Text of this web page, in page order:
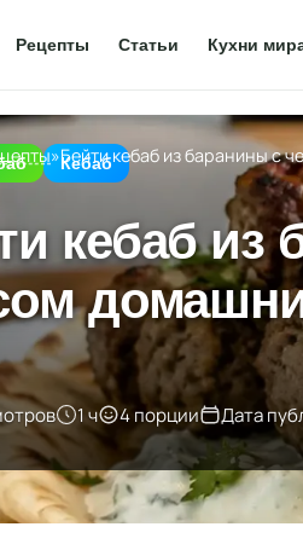
Рецепты Статьи Кухни
»Бейти кебаб из баранины с
Кебаб
кебаб из
1 ч 4 порции Дата